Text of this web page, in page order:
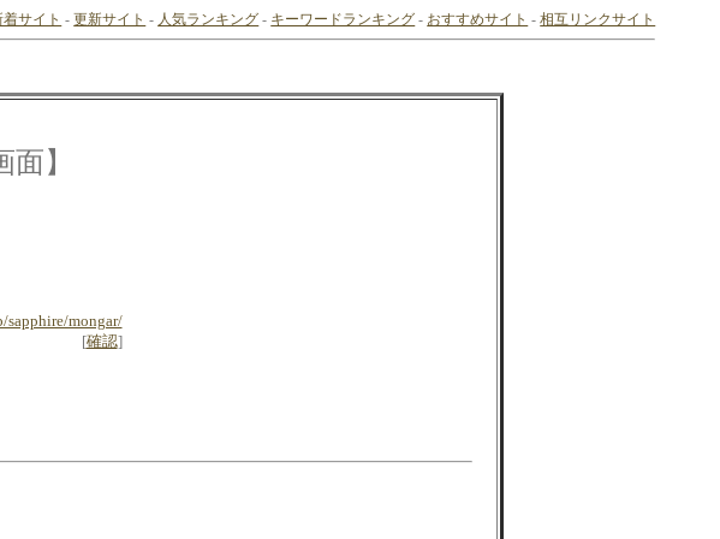
着サイト -更新サイト - 人気ランキング - キーワードランキング - おすすめサイト -相互リンクサイト
】
sapphire/mongar/
[確認]